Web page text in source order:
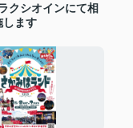
クシオインにて相
します